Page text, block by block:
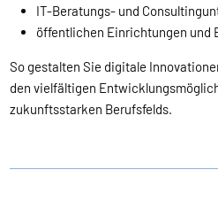
IT-Beratungs- und
öffentlichen Einrichtungen und
So gestalten Sie digitale
den vielfältigen
zukunftsstarken Berufsfelds.